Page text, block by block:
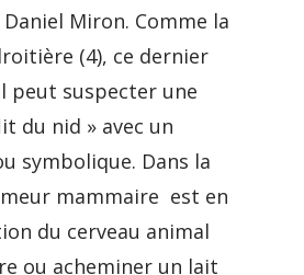
Miron. Comme la
(4), ce dernier
peut suspecter une
du nid » avec un
symbolique. Dans la
mammaire est en
du cerveau animal
ou acheminer un lait